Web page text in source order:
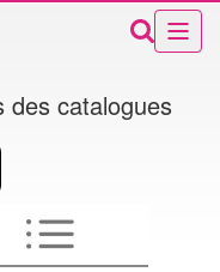
des catalogues